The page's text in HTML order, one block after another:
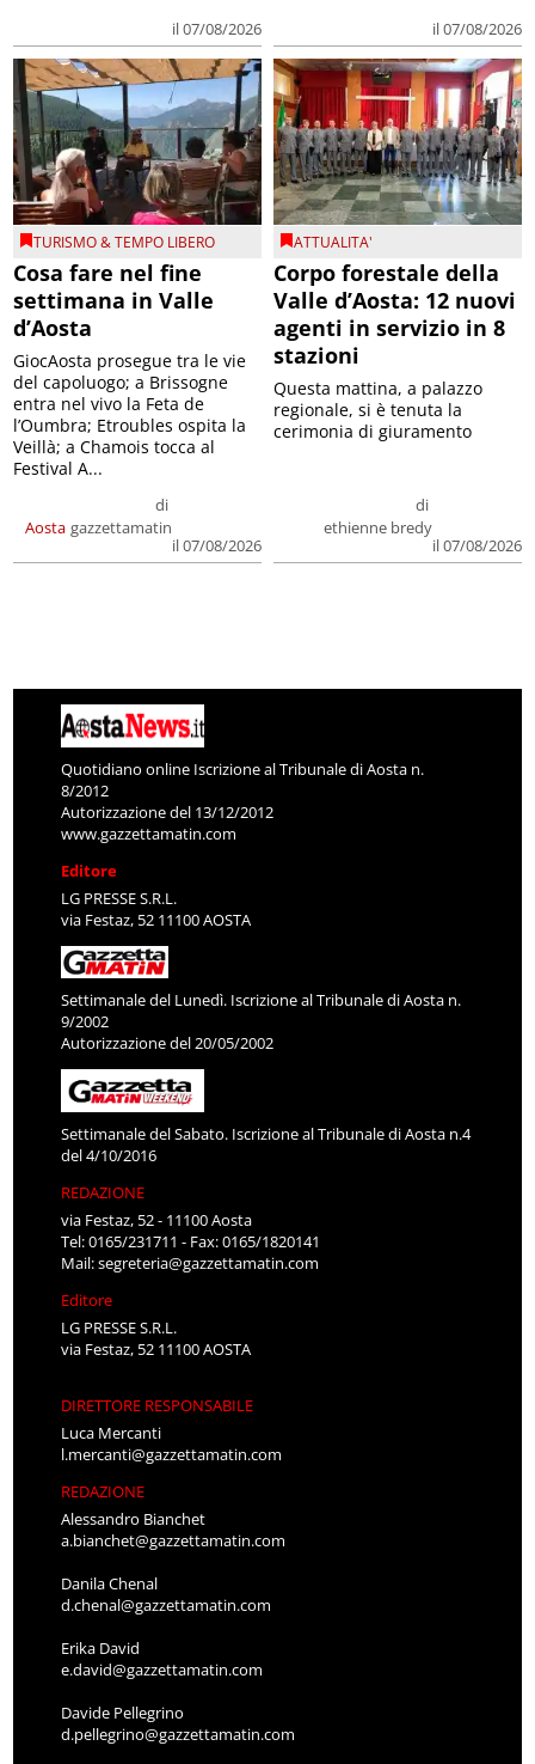
il 07/08/2026 il 07/08/2026
TURISMO & TEMPO LIBERO
Cosa fare nel fine
settimana in Valle
d’Aosta
Aosta
di
gazzettamatin
il 07/08/2026
GiocAosta prosegue tra le vie
del capoluogo; a Brissogne
entra nel vivo la Feta de
l’Oumbra; Etroubles ospita la
Veillà; a Chamois tocca al
Festival A...
ATTUALITA'
Corpo forestale della
Valle d’Aosta: 12 nuovi
agenti in servizio in 8
stazioni
di
ethienne bredy
il 07/08/2026
Questa mattina, a palazzo
regionale, si è tenuta la
cerimonia di giuramento
Quotidiano online Iscrizione al Tribunale di Aosta n.
8/2012
Autorizzazione del 13/12/2012
www.gazzettamatin.com
Editore
LG PRESSE S.R.L.
via Festaz, 52 11100 AOSTA
Settimanale del Lunedì. Iscrizione al Tribunale di Aosta n.
9/2002
Autorizzazione del 20/05/2002
Settimanale del Sabato. Iscrizione al Tribunale di Aosta n.4
del 4/10/2016
REDAZIONE
via Festaz, 52 - 11100 Aosta
Tel: 0165/231711 - Fax: 0165/1820141
Mail:segreteria@gazzettamatin.com
Editore
LG PRESSE S.R.L.
via Festaz, 52 11100 AOSTA
DIRETTORE RESPONSABILE
Luca Mercanti
l.mercanti@gazzettamatin.com
REDAZIONE
Alessandro Bianchet
a.bianchet@gazzettamatin.com
Danila Chenal
d.chenal@gazzettamatin.com
Erika David
e.david@gazzettamatin.com
Davide Pellegrino
d.pellegrino@gazzettamatin.com